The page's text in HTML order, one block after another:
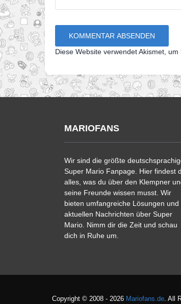
Diese Website verwendet Akismet, um
MARIOFANS
Wir sind die größte
Super Mario Fanpage. Hier findest
alles, was du über den Klempner
seine Freunde wissen musst. Wir
bieten umfangreiche Lösungen und
aktuellen Nachrichten über Super
Mario. Nimm dir die Zeit und schau
dich in Ruhe um.
Copyright © 2008 - 2026 Mariofans.de. All